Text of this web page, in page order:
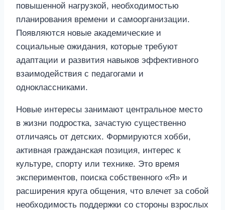
повышенной нагрузкой, необходимостью
планирования времени и самоорганизации.
Появляются новые академические и
социальные ожидания, которые требуют
адаптации и развития навыков эффективного
взаимодействия с педагогами и
одноклассниками.
Новые интересы занимают центральное место
в жизни подростка, зачастую существенно
отличаясь от детских. Формируются хобби,
активная гражданская позиция, интерес к
культуре, спорту или технике. Это время
экспериментов, поиска собственного «Я» и
расширения круга общения, что влечет за собой
необходимость поддержки со стороны взрослых